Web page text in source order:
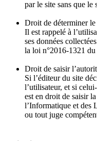
par le site sans que le
Droit de déterminer le
Il est rappelé à
ses données
la loi n°2016-1321
Droit de saisir
Si l’éditeur du site
l’utilisateur, et si
est en droit de saisir
l’Informatique et
ou tout juge